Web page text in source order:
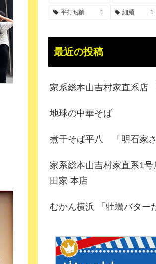
平打ち麵 1 細麺 1
最近の投稿
家系総本山吉村家直系店
地球の中華そば
煮干そば平八 「明石家さ
家系総本山吉村家直系1
田家 本店
むかん横浜 「牡蠣バター